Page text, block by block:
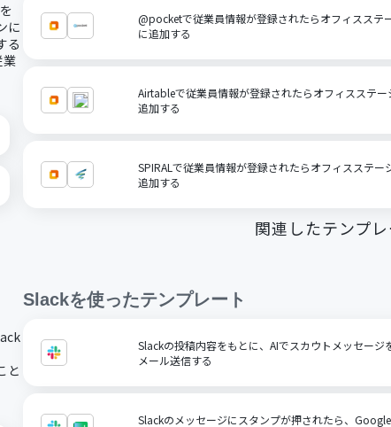
に
る
業
@pocketで従業員情報が登録されたらオフィスステ
に追加する
Airtableで従業員情報が登録されたらオフィスステー
追加する
SPIRALで従業員情報が登録されたらオフィスステー
追加する
関連したテンプ
と
Slackを使ったテンプレート
Slackの投稿内容をもとに、AIでスカウトメッセージ
メール送信する
Slackのメッセージにスタンプが押されたら、